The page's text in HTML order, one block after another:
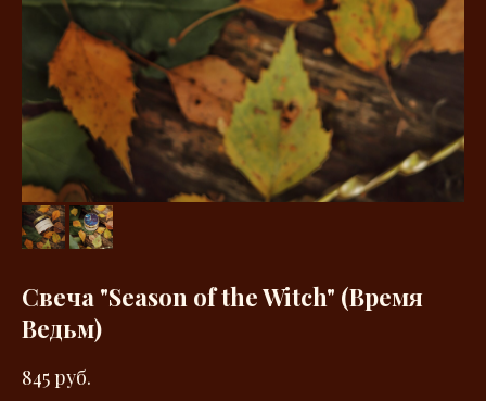
Свеча "Season of the Witch" (Время
Ведьм)
845руб.